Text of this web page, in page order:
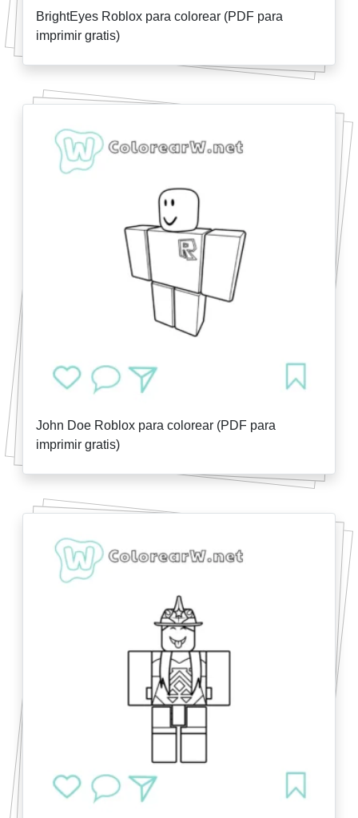
BrightEyes Roblox para colorear (PDF para
imprimir gratis)
John Doe Roblox para colorear (PDF para
imprimir gratis)